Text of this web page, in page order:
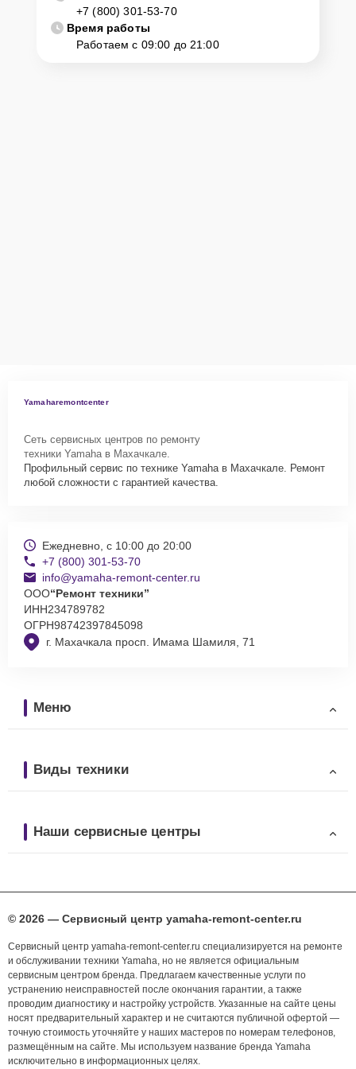
диагностику и ремонт. Для этого нужно позвонить по телефону
горячей линии или оставить заявку, согласовать удобное время и
подъехать по адресу: г. Махачкала, просп. Имама Шамиля, 71.
+7 (800) 301-53-70
Время работы
Работаем с 09:00 до 21:00
Yamaharemontcenter
Сеть сервисных центров по ремонту
техники Yamaha в Махачкале.
Профильный сервис по технике Yamaha в Махачкале. Ремонт
любой сложности с гарантией качества.
г. Махачкала просп. Имама Шамиля, 71
Ежедневно, с 10:00 до 20:00
+7 (800) 301-53-70
info@yamaha-remont-center.ru
ООО“Ремонт техники”
ИНН234789782
ОГРН98742397845098
Меню
Виды техники
Наши сервисные центры
© 2026 — Сервисный центр yamaha-remont-center.ru
Сервисный центр yamaha-remont-center.ru специализируется на ремонте
и обслуживании техники Yamaha, но не является официальным
сервисным центром бренда. Предлагаем качественные услуги по
устранению неисправностей после окончания гарантии, а также
проводим диагностику и настройку устройств. Указанные на сайте цены
носят предварительный характер и не считаются публичной офертой —
точную стоимость уточняйте у наших мастеров по номерам телефонов,
размещённым на сайте. Мы используем название бренда Yamaha
исключительно в информационных целях.